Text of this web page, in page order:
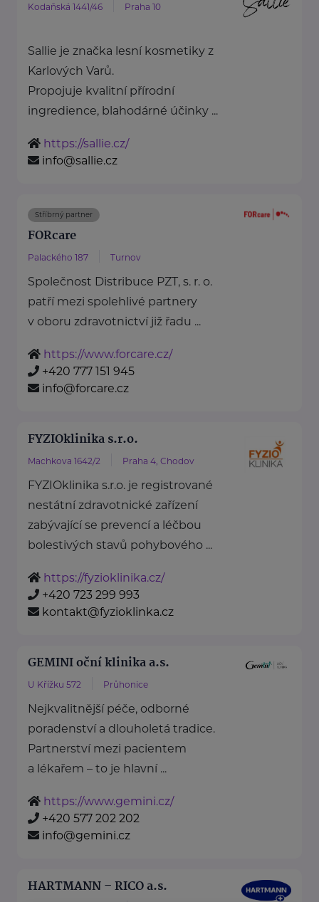
Kodaňská 1441/46 Praha 10
Sallie je značka lesní kosmetiky z
Karlových Varů.
Propojuje kvalitní přírodní
ingredience, blahodárné účinky ...
https://sallie.cz/
info@sallie.cz
Stříbrný partner
FORcare
Palackého 187 Turnov
Společnost Distribuce PZT, s. r. o.
patří mezi spolehlivé partnery
v oboru zdravotnictví již řadu ...
https://www.forcare.cz/
+420 777 151 945
info@forcare.cz
FYZIOklinika s.r.o.
Machkova 1642/2 Praha 4, Chodov
FYZIOklinika s.r.o. je registrované
nestátní zdravotnické zařízení
zabývající se prevencí a léčbou
bolestivých stavů pohybového ...
https://fyzioklinika.cz/
+420 723 299 993
kontakt@fyzioklinka.cz
GEMINI oční klinika a.s.
U Křížku 572 Průhonice
Nejkvalitnější péče, odborné
poradenství a dlouholetá tradice.
Partnerství mezi pacientem
a lékařem – to je hlavní ...
https://www.gemini.cz/
+420 577 202 202
info@gemini.cz
HARTMANN – RICO a.s.